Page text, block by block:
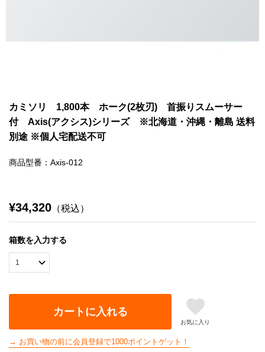
カミソリ 1,800本 ホーク(2枚刃) 首振りスムーサー
付 Axis(アクシス)シリーズ ※北海道・沖縄・離島 送料
別途 ※個人宅配送不可
商品型番：Axis-012
¥34,320 （税込）
箱数を入力する
カートに入れる
お気に入り
→ お買い物の前に会員登録で1000ポイントゲット！